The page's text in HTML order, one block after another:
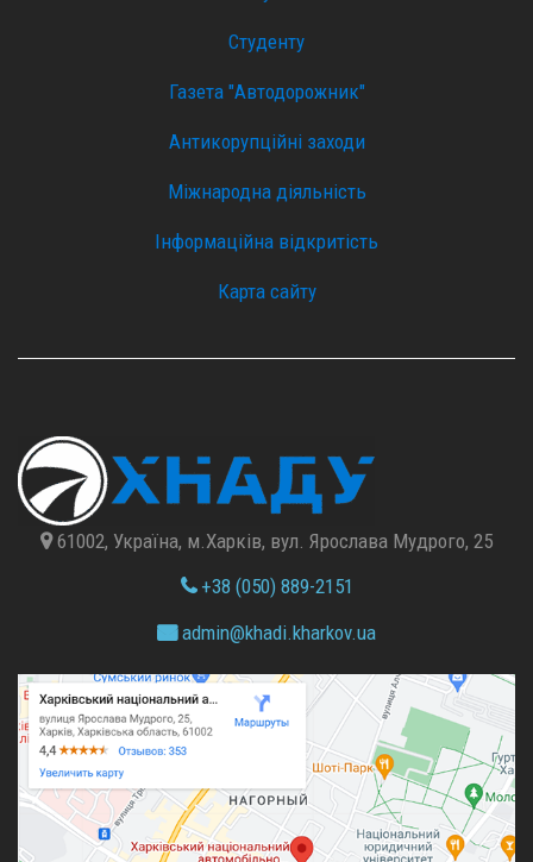
Студенту
Газета "Автодорожник"
Антикорупційні заходи
Міжнародна діяльність
Інформаційна відкритість
Карта сайту
61002, Україна, м.Харків, вул. Ярослава Мудрого, 25
+38 (050) 889-2151
admin@khadi.kharkov.ua